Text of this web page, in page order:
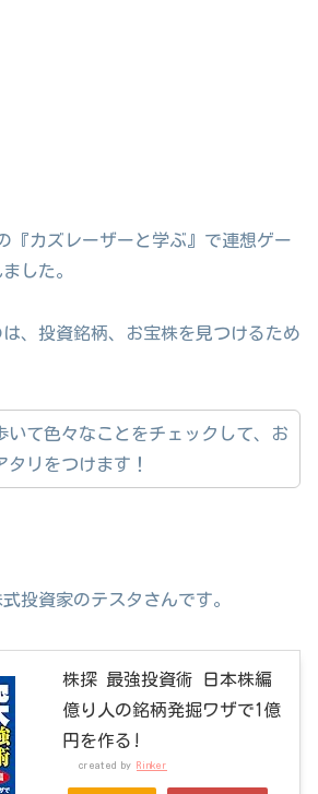
『カズレーザーと学ぶ』で連想ゲー
した。
、投資銘柄、お宝株を見つけるため
いて色々なことをチェックして、お
タリをつけます！
投資家のテスタさんです。
株探 最強投資術 日本株編
億り人の銘柄発掘ワザで1億
円を作る!
created by Rinker